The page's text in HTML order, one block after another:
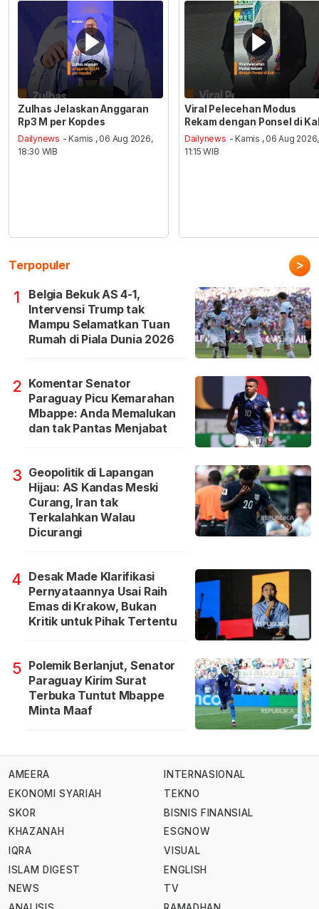
Zulhas Jelaskan Anggaran
Rp3 M per Kopdes
Dailynews - Kamis , 06 Aug 2026,
18:30 WIB
Viral Pelecehan Modus
Rekam dengan Ponsel di
Dailynews - Kamis , 06 Aug 2026,
11:15 WIB
Terpopuler >
1
Belgia Bekuk AS 4-1,
Intervensi Trump tak
Mampu Selamatkan Tuan
Rumah di Piala Dunia 2026
2 Komentar Senator
Paraguay Picu Kemarahan
Mbappe: Anda Memalukan
dan tak Pantas Menjabat
3 Geopolitik di Lapangan
Hijau: AS Kandas Meski
Curang, Iran tak
Terkalahkan Walau
Dicurangi
4 Desak Made Klarifikasi
Pernyataannya Usai Raih
Emas di Krakow, Bukan
Kritik untuk Pihak Tertentu
5 Polemik Berlanjut, Senator
Paraguay Kirim Surat
Terbuka Tuntut Mbappe
Minta Maaf
AMEERA
EKONOMI SYARIAH
SKOR
KHAZANAH
IQRA
ISLAM DIGEST
NEWS
INTERNASIONAL
TEKNO
BISNIS FINANSIAL
ESGNOW
VISUAL
ENGLISH
TV